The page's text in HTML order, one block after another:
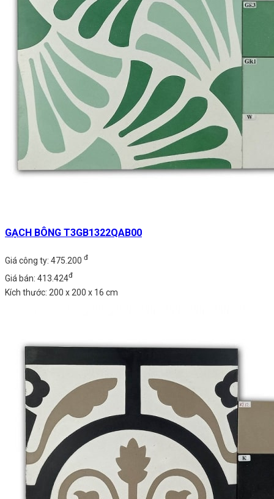
GẠCH BÔNG T3GB1322QAB00
Giá công ty: 475.200 đ
Giá bán: 413.424đ
Kích thước: 200 x 200 x 16 cm